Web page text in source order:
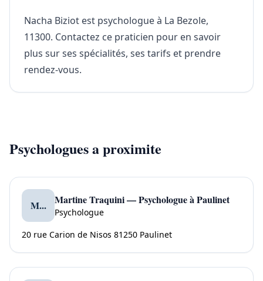
Nacha Biziot est psychologue à La Bezole,
11300. Contactez ce praticien pour en savoir
plus sur ses spécialités, ses tarifs et prendre
rendez-vous.
Psychologues a proximite
M... Martine Traquini — Psychologue à Paulinet
Psychologue
20 rue Carion de Nisos 81250 Paulinet